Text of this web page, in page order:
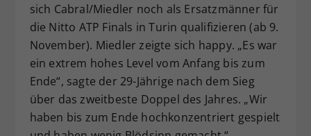
sich Cabral/Miedler noch als Ersatzmänner für
die Nitto ATP Finals in Turin qualifizieren (ab 9.
November). Miedler zeigte sich happy. „Es war
ein extrem hohes Level vom Anfang bis zum
Ende“, sagte der 29-Jährige nach dem Sieg
über das zweitbeste Doppel des Jahres. „Wir
haben bis zum Ende hochkonzentriert gespielt